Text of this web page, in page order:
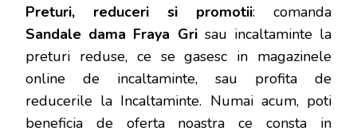
Preturi, reduceri si promotii: comanda
Sandale dama Fraya Grisau incaltaminte la
preturi reduse, ce se gasesc in magazinele
online de incaltaminte, sau profita de
reducerile la Incaltaminte. Numai acum, poti
beneficia de oferta noastra ce consta in